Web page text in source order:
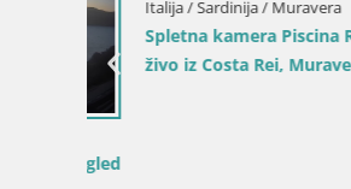
Italija / Sardinija / Muravera
Spletna kamera Piscina Rei –
živo iz Costa Rei, Muravera